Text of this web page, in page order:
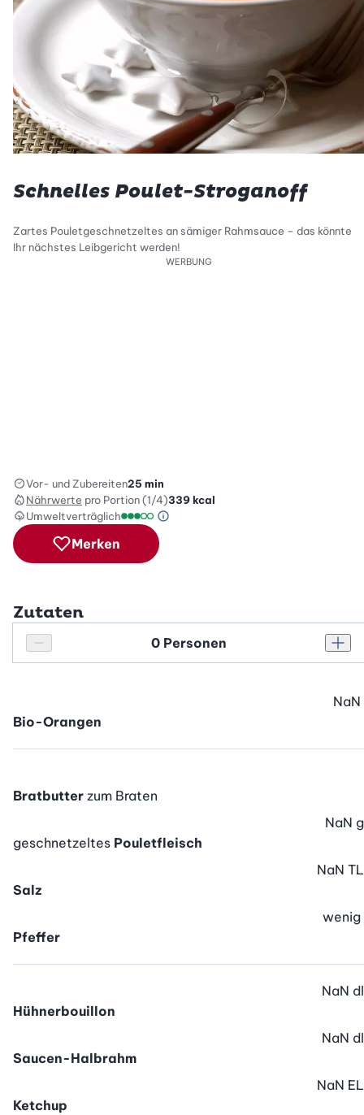
Schnelles Poulet-Stroganoff
Zartes Pouletgeschnetzeltes an sämiger Rahmsauce – das könnte
Ihr nächstes Leibgericht werden!
WERBUNG
Vor- und Zubereiten25 min
Nährwerte pro Portion (1/4)339kcal
Umweltverträglich
Umweltverträglichkeitsskala: 3 von 5
Green Betty Skala Info
Merken
Zutaten
Personenanzahl verringern
Personenanzahl
Bio-Orangen
NaN
Bratbutter zum Braten
geschnetzeltes Pouletfleisch
NaN g
Salz
NaN TL
Pfeffer
wenig
Hühnerbouillon
NaN dl
Saucen-Halbrahm
NaN dl
Ketchup
NaN EL